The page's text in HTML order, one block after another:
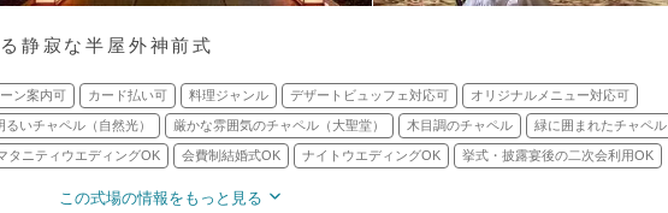
静寂な半屋外神前式
ン案内可 カード払い可 料理ジャンル デザートビュッフェ対応可 オリジナルメニュー対応可
るいチャペル（自然光） 厳かな雰囲気のチャペル（大聖堂） 木目調のチャペル 緑に囲まれたチャペル
タニティウエディングOK 会費制結婚式OK ナイトウエディングOK 挙式・披露宴後の二次会利用OK
この式場の情報をもっと見る